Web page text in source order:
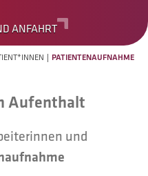
ANFAHRT
PATIENTENAUFNAHME
Aufenthalt
und